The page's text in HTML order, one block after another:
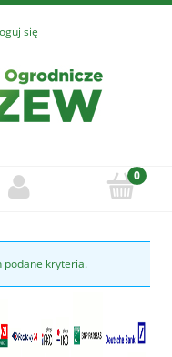
się
podane kryteria.